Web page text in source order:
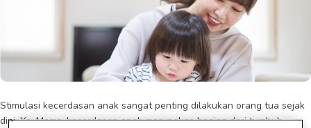
Stimulasi kecerdasan anak sangat penting dilakukan orang tua sejak
dini. Ya, Moms, kecerdasan anak merupakan bagian dari tumbuh